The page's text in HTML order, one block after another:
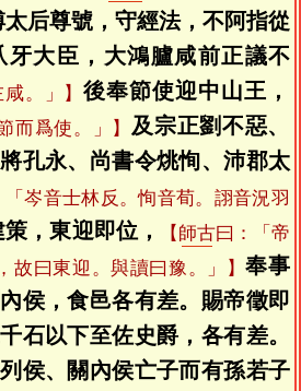
后尊號，守經法，不阿指從
牙大臣，大鴻臚咸前正議不
咸。」】後奉節使迎中山王，
而爲使。」】及宗正劉不惡、
孔永、尚書令烑恂、沛郡太
「岑音士林反。恂音荀。詡音況羽
，東迎即位， 【 師古曰：「帝
故曰東迎。與讀曰豫。」】奉事
侯，食邑各有差。賜帝徵即
石以下至佐史爵，各有差。
侯、關內侯亡子而有孫若子